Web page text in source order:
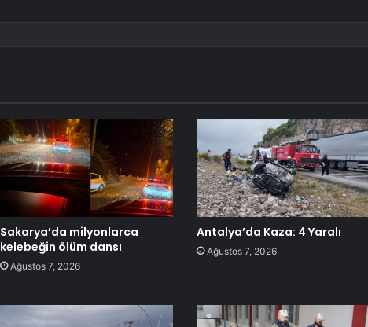
Sakarya’da milyonlarca
kelebeğin ölüm dansı
Ağustos 7, 2026
Antalya’da Kaza: 4 Yaralı
Ağustos 7, 2026